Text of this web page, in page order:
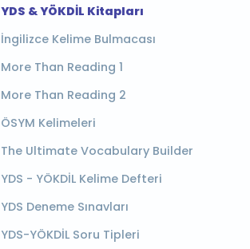
YDS & YÖKDİL Kitapları
İngilizce Kelime Bulmacası
More Than Reading 1
More Than Reading 2
ÖSYM Kelimeleri
The Ultimate Vocabulary Builder
YDS - YÖKDİL Kelime Defteri
YDS Deneme Sınavları
YDS-YÖKDİL Soru Tipleri